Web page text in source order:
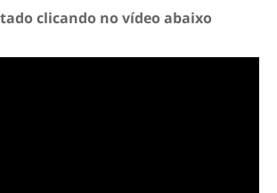
clicando no vídeo abaixo